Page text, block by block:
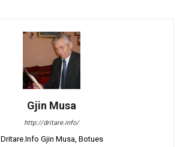
Gjin Musa
http://dritare.info/
Dritare.Info Gjin Musa, Botues